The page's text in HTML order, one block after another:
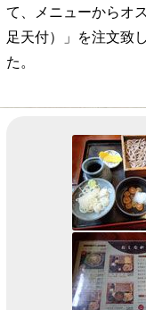
て、メニューからオ
足天付）」を注文致
た。